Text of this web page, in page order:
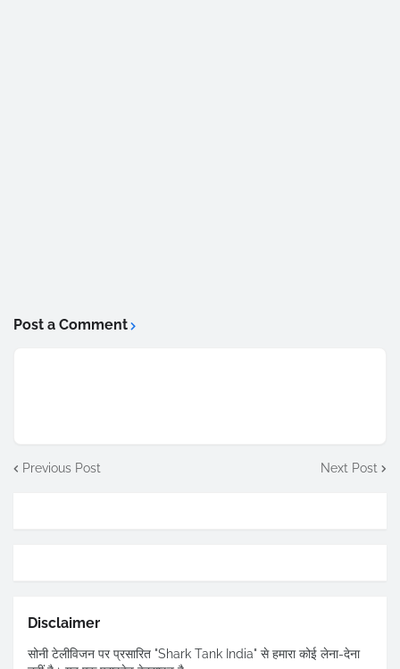
Post a Comment
Previous Post Next Post
Disclaimer
सोनी टेलीविजन पर प्रसारित "Shark Tank India" से हमारा कोई लेना-देना